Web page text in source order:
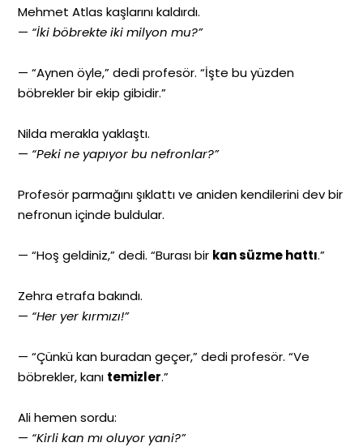
Mehmet Atlas kaşlarını kaldırdı.
— “İki böbrekte iki milyon mu?”
— “Aynen öyle,” dedi profesör. “İşte bu yüzden
böbrekler bir ekip gibidir.”
Nilda merakla yaklaştı.
— “Peki ne yapıyor bu nefronlar?”
Profesör parmağını şıklattı ve aniden kendilerini dev bir
nefronun içinde buldular.
— “Hoş geldiniz,” dedi. “Burası bir kan süzme hattı.”
Zehra etrafa bakındı.
— “Her yer kırmızı!”
— “Çünkü kan buradan geçer,” dedi profesör. “Ve
böbrekler, kanı temizler.”
Ali hemen sordu:
— “Kirli kan mı oluyor yani?”